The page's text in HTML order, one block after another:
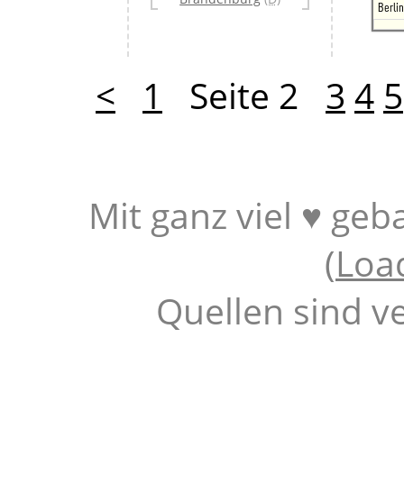
< 1 Seite 2 3 4 5
Mit ganz viel ♥
(
Quellen sind